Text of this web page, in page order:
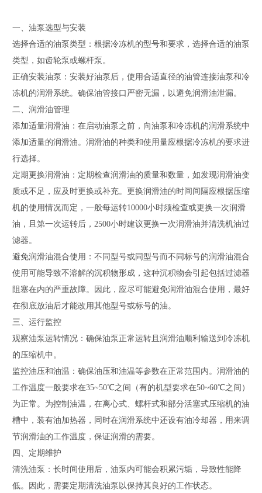
一、油泵选型与安装
选择合适的油泵类型：根据冷冻机的型号和要求，选择合适的油泵
类型，如齿轮泵或螺杆泵。
正确安装油泵：安装好油泵后，使用合适直径的油管连接油泵和冷
冻机的润滑系统。确保油管接口严密无漏，以避免润滑油泄漏。
二、润滑油管理
添加适量润滑油：在启动油泵之前，向油泵和冷冻机的润滑系统中
添加适量的润滑油。润滑油的种类和使用量应根据冷冻机的要求进
行选择。
定期更换润滑油：定期检查润滑油的质量和数量，如发现润滑油变
质或不足，应及时更换或补充。更换润滑油的时间间隔应根据压缩
机的使用情况而定，一般每运转10000小时须检查或更换一次润滑
油，且第一次运转后，2500小时建议更换一次润滑油并清洗机油过
滤器。
避免润滑油混合使用：不同型号或同型号而不同标号的润滑油混合
使用可能导致不溶解的沉积物形成，这种沉积物会引起包括过滤器
阻塞在内的严重故障。因此，应尽可能避免润滑油混合使用，最好
在彻底放油后才能改用其他型号或标号的油。
三、运行监控
观察油泵运转情况：确保油泵正常运转且润滑油顺利输送到冷冻机
的压缩机中。
监控油压和油温：确保油压和油温等参数在正常范围内。润滑油的
工作温度一般要求在35~50℃之间（有的机型要求在50~60℃之间）
为正常。为控制油温，在离心式、螺杆式和部分活塞式压缩机的油
槽中，装有油加热器，同时在润滑系统中还设有油冷却器，用来调
节润滑油的工作温度，保证润滑的需要。
四、定期维护
清洗油泵：长时间使用后，油泵内可能会积累污垢，导致性能降
低。因此，需要定期清洗油泵以保持其良好的工作状态。